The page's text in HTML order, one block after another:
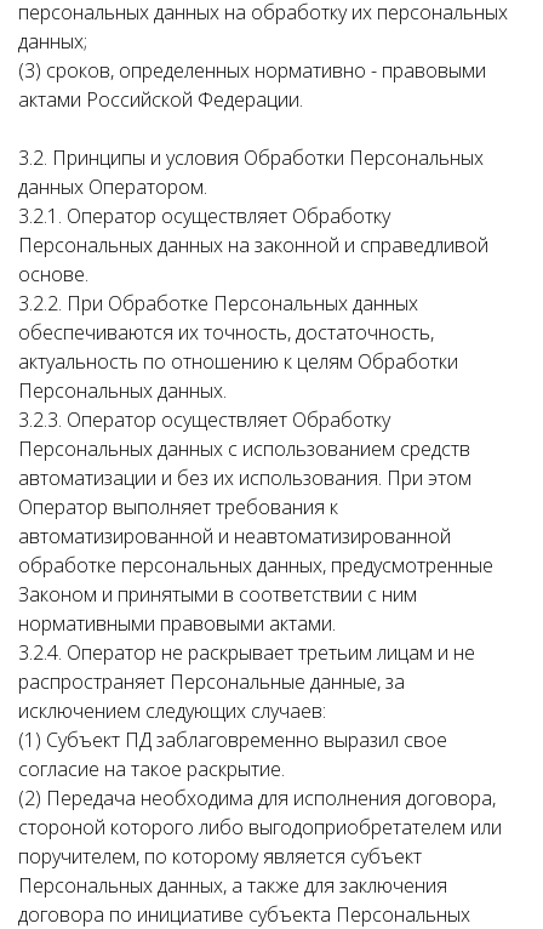
персональных данных на обработку их персональных
данных;
(3) сроков, определенных нормативно - правовыми
актами Российской Федерации.
3.2. Принципы и условия Обработки Персональных
данных Оператором.
3.2.1. Оператор осуществляет Обработку
Персональных данных на законной и справедливой
основе.
3.2.2. При Обработке Персональных данных
обеспечиваются их точность, достаточность,
актуальность по отношению к целям Обработки
Персональных данных.
3.2.3. Оператор осуществляет Обработку
Персональных данных с использованием средств
автоматизации и без их использования. При этом
Оператор выполняет требования к
автоматизированной и неавтоматизированной
обработке персональных данных, предусмотренные
Законом и принятыми в соответствии с ним
нормативными правовыми актами.
3.2.4. Оператор не раскрывает третьим лицам и не
распространяет Персональные данные, за
исключением следующих случаев:
(1) Субъект ПД заблаговременно выразил свое
согласие на такое раскрытие.
(2) Передача необходима для исполнения договора,
стороной которого либо выгодоприобретателем или
поручителем, по которому является субъект
Персональных данных, а также для заключения
договора по инициативе субъекта Персональных